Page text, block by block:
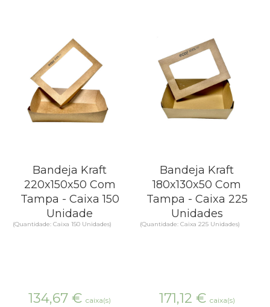
Bandeja Kraft
220x150x50 Com
Tampa - Caixa 150
Unidade
(Quantidade: Caixa 150 Unidades)
134,67 € caixa(s)
Bandeja Kraft
180x130x50 Com
Tampa - Caixa 225
Unidades
(Quantidade: Caixa 225 Unidades)
171,12 € caixa(s)